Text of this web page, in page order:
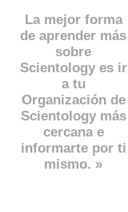
La mejor forma
de aprender más
sobre
Scientology es ir
a tu
Organización de
Scientology más
cercana e
informarte por ti
mismo. »